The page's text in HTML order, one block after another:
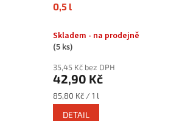
0,5 l
Skladem - na prodejně
(5 ks)
35,45 Kč bez DPH
42,90 Kč
Měrná
cena:
85,80 Kč / 1 l
DETAIL